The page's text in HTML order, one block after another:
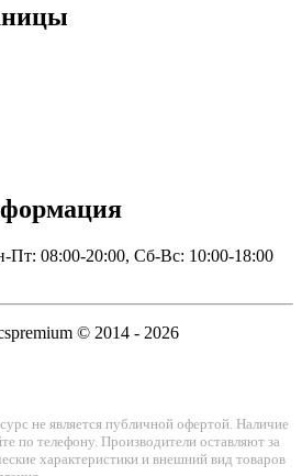
Пт: 08:00-20:00, Сб-Вс: 10:00-18:00
© 2014 - 2026
не является публичной офертой. Наличие
по телефону. Производители оставляют за
характеристики и внешний вид товаров